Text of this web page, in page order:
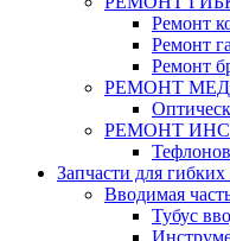
Ремонт
Ремонт
Ремонт
РЕМОНТ
РЕМОНТ
Запчасти для гибких
Вводимая
Тубус